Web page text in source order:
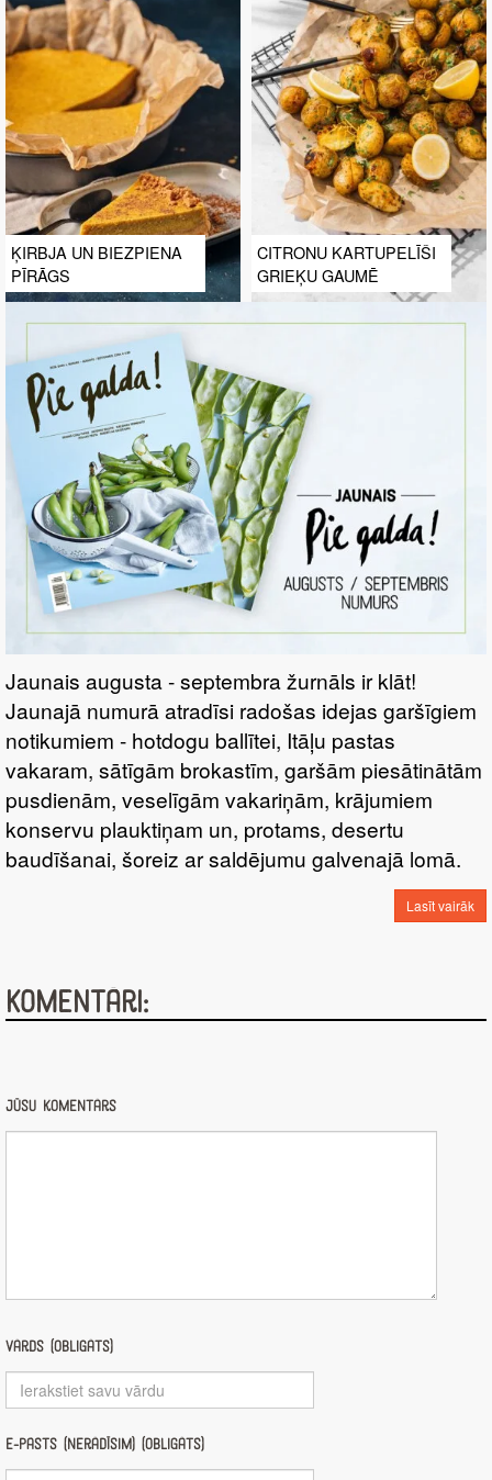
ĶIRBJA UN BIEZPIENA
PĪRĀGS
CITRONU KARTUPELĪŠI
GRIEĶU GAUMĒ
Jaunais augusta - septembra žurnāls ir klāt!
Jaunajā numurā atradīsi radošas idejas garšīgiem
notikumiem - hotdogu ballītei, Itāļu pastas
vakaram, sātīgām brokastīm, garšām piesātinātām
pusdienām, veselīgām vakariņām, krājumiem
konservu plauktiņam un, protams, desertu
baudīšanai, šoreiz ar saldējumu galvenajā lomā.
Lasīt vairāk
Komentāri:
Jūsu komentārs
Vārds (obligāts)
E-pasts (nerādīsim) (obligāts)